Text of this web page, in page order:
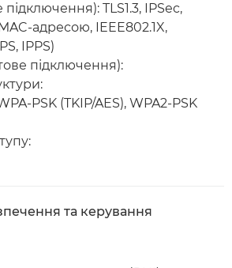
TLS1.3, IPSec,
адресою, IEEE802.1X,
IPPS)
підключення):
PSK (TKIP/AES), WPA2-PSK
та керування